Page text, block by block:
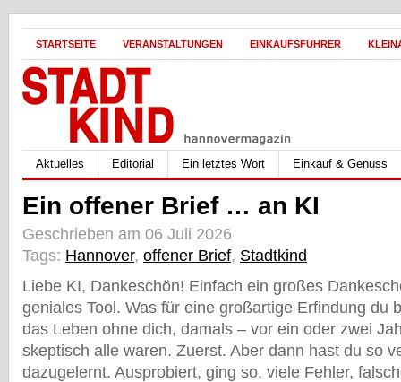
STARTSEITE VERANSTALTUNGEN EINKAUFSFÜHRER
Aktuelles Editorial Ein letztes Wort Einkauf & Genuss
Ein offener Brief … an KI
Geschrieben am 06 Juli 2026
Tags: Hannover, offener Brief, Stadtkind
Liebe KI, Dankeschön! Einfach ein großes
geniales Tool. Was für eine großartige Erfindung du
das Leben ohne dich, damals – vor ein oder zwei
skeptisch alle waren. Zuerst. Aber dann hast du so
dazugelernt. Ausprobiert, ging so, viele Fehler,